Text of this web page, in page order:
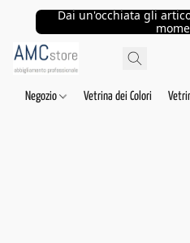
Dai un'occhiata gli
Negozio Vetrina dei Colori